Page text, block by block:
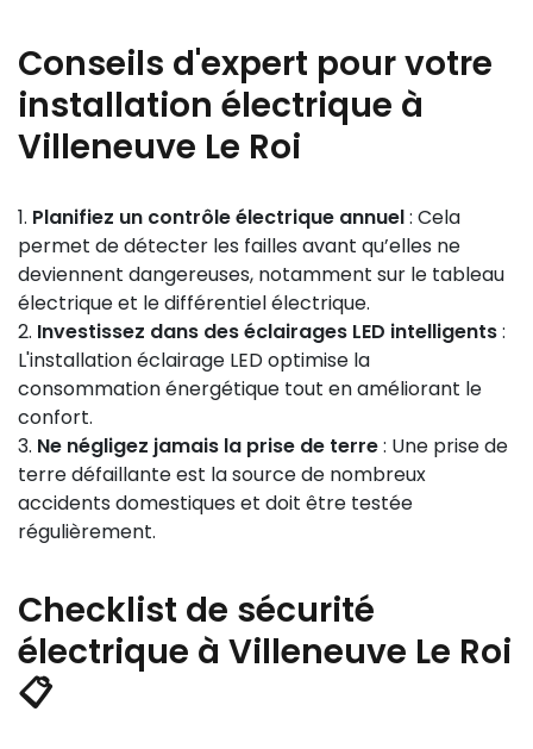
Conseils d'expert pour votre
installation électrique à
Villeneuve Le Roi
Planifiez un contrôle électrique annuel: Cela
permet de détecter les failles avant qu’elles ne
deviennent dangereuses, notamment sur le tableau
électrique et le différentiel électrique.
Investissez dans des éclairages LED intelligents:
L'installation éclairage LED optimise la
consommation énergétique tout en améliorant le
confort.
Ne négligez jamais la prise de terre: Une prise de
terre défaillante est la source de nombreux
accidents domestiques et doit être testée
régulièrement.
Checklist de sécurité
électrique à Villeneuve Le Roi
📋